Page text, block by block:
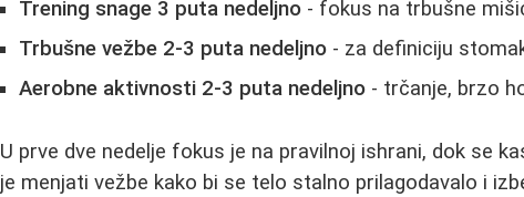
Trening snage 3 puta nedeljno - fokus na trbušne
Trbušne vežbe 2-3 puta nedeljno - za definiciju
Aerobne aktivnosti 2-3 puta nedeljno - trčanje, brzo
U prve dve nedelje fokus je na pravilnoj ishrani, dok se
je menjati vežbe kako bi se telo stalno prilagodavalo i